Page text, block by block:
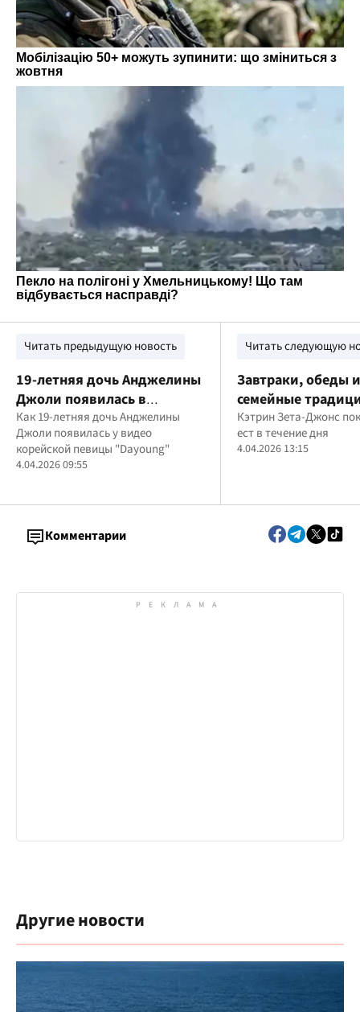
Читать предыдущую новость
19-летняя дочь Анджелины
Джоли появилась в
музыкальном клипе: Шайло
невероятно похожа на мать
Как 19-летняя дочь Анджелины
Джоли появилась у видео
корейской певицы "Dayoung"
4.04.2026 09:55
Читать следующую
Завтраки, обеды и
семейные
питается Кэтрин
Джонс
Кэтрин Зета-Джонс
ест в течение дня
4.04.2026 13:15
Комментарии
Другие новости